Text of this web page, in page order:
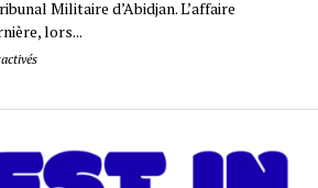
Militaire d’Abidjan. L’affaire
lors...